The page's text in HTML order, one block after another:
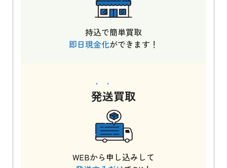
持込で簡単買取
即日現金化ができます！
発送買取
WEBから申し込みして